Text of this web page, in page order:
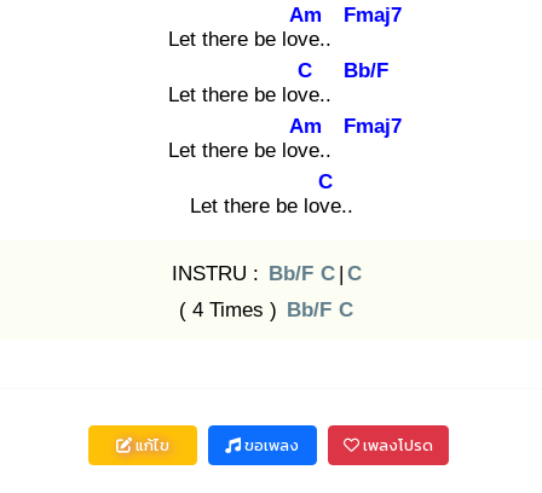
Let there be love
Am
..
Fmaj7
Let there be love
C
..
Bb/F
Let there be love
Am
..
Fmaj7
Let there be love
C
..
INSTRU : Bb/F C | C
( 4 Times ) Bb/F C
แก้ไข ขอเพลง เพลงโปรด